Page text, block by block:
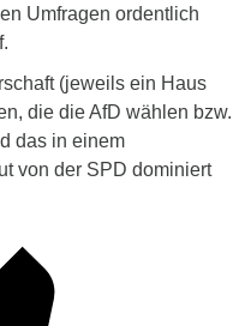
Umfragen ordentlich
(jeweils ein Haus
die die AfD wählen bzw.
das in einem
von der SPD dominiert